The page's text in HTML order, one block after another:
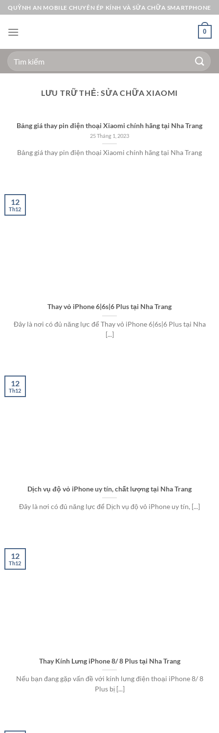
Bỏ
qua
nội
QUỲNH AN MOBILE CHUYÊN ÉP KÍNH VÀ SỬA CHỮA SMARTPHONE
0
Tìm
kiếm:
LƯU TRỮ THẺ:SỬA CHỮA XIAOMI
Bảng giá thay pin điện thoại Xiaomi chính hãng tại Nha Trang
25 Tháng 1, 2023
Bảng giá thay pin điện thoại Xiaomi chính hãng tại Nha Trang
Thay vỏ iPhone 6|6s|6 Plus tại Nha Trang
Đây là nơi có đủ năng lực để Thay vỏ iPhone 6|6s|6 Plus tại Nha
[...]
12
Th12
Dịch vụ độ vỏ iPhone uy tín, chất lượng tại Nha Trang
Đây là nơi có đủ năng lực để Dịch vụ độ vỏ iPhone uy tín, [...]
12
Th12
Thay Kính Lưng iPhone 8/ 8 Plus tại Nha Trang
Nếu bạn đang gặp vấn đề với kính lưng điện thoại iPhone 8/ 8
Plus bị [...]
12
Th12